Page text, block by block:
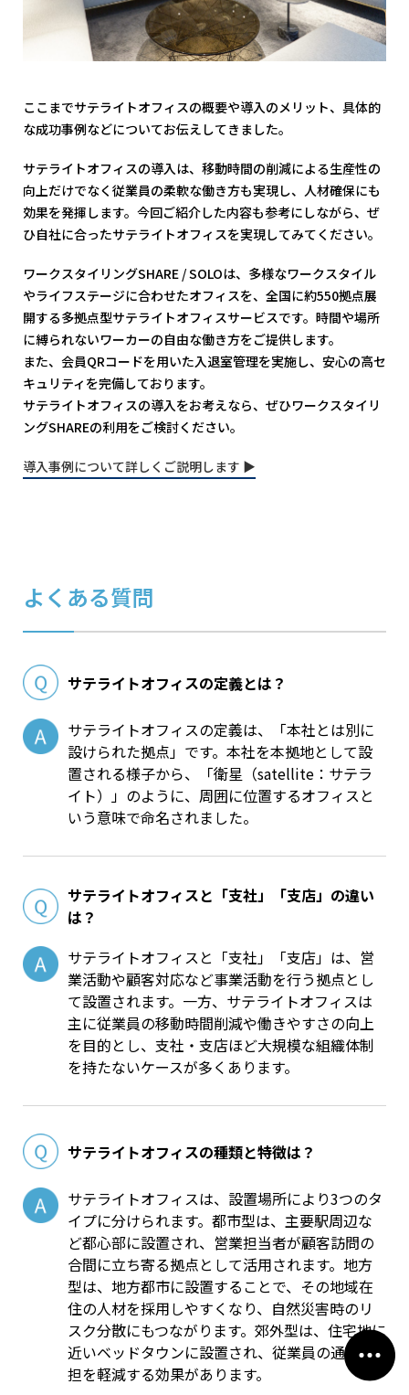
ここまでサテライトオフィスの概要や導入のメリット、具体的
な成功事例などについてお伝えしてきました。
サテライトオフィスの導入は、移動時間の削減による生産性の
向上だけでなく従業員の柔軟な働き方も実現し、人材確保にも
効果を発揮します。今回ご紹介した内容も参考にしながら、ぜ
ひ自社に合ったサテライトオフィスを実現してみてください。
ワークスタイリングSHARE / SOLOは、多様なワークスタイル
やライフステージに合わせたオフィスを、全国に約550拠点展
開する多拠点型サテライトオフィスサービスです。時間や場所
に縛られないワーカーの自由な働き方をご提供します。
また、会員QRコードを用いた入退室管理を実施し、安心の高セ
キュリティを完備しております。
サテライトオフィスの導入をお考えなら、ぜひワークスタイリ
ングSHAREの利用をご検討ください。
導入事例について詳しくご説明します ▶︎
よくある質問
サテライトオフィスの定義とは？
サテライトオフィスの定義は、「本社とは別に
設けられた拠点」です。本社を本拠地として設
置される様子から、「衛星（satellite：サテラ
イト）」のように、周囲に位置するオフィスと
いう意味で命名されました。
サテライトオフィスと「支社」「支店」の違い
は？
サテライトオフィスと「支社」「支店」は、営
業活動や顧客対応など事業活動を行う拠点とし
て設置されます。一方、サテライトオフィスは
主に従業員の移動時間削減や働きやすさの向上
を目的とし、支社・支店ほど大規模な組織体制
を持たないケースが多くあります。
サテライトオフィスの種類と特徴は？
サテライトオフィスは、設置場所により3つのタ
イプに分けられます。都市型は、主要駅周辺な
ど都心部に設置され、営業担当者が顧客訪問の
合間に立ち寄る拠点として活用されます。地方
型は、地方都市に設置することで、その地域在
住の人材を採用しやすくなり、自然災害時のリ
スク分散にもつながります。郊外型は、住宅地に
近いベッドタウンに設置され、従業員の通勤負
担を軽減する効果があります。